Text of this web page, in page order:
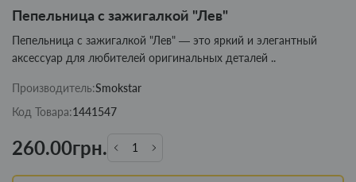
Пепельница с зажигалкой "Лев"
Пепельница с зажигалкой "Лев" — это яркий и элегантный
аксессуар для любителей оригинальных деталей ..
Производитель:Smokstar
Код Товара:1441547
260.00грн.